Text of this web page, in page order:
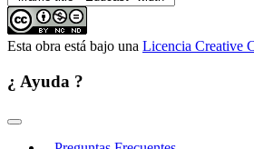
Esta obra está bajo una Licencia Creative
¿ Ayuda ?